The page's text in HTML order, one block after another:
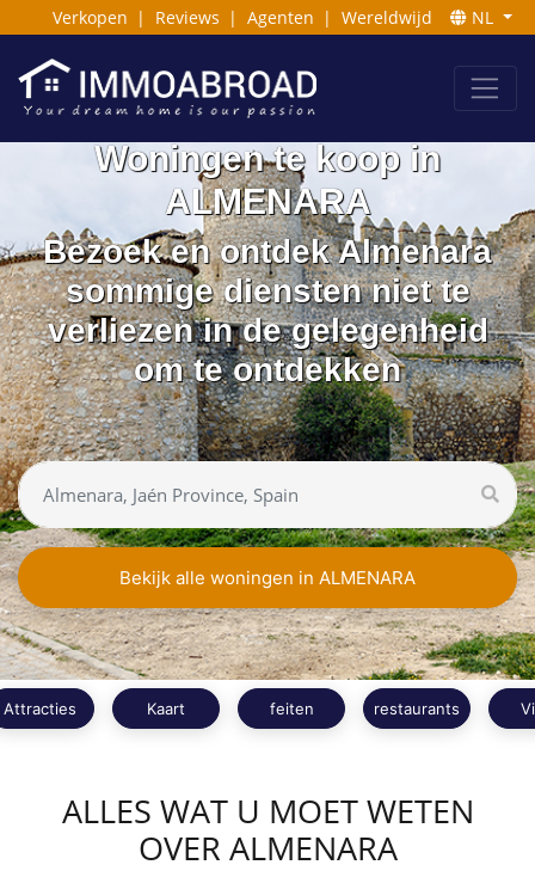
Verkopen | Reviews | Agenten | Wereldwijd NL
Woningen te koop in
ALMENARA
Bezoek en ontdek Almenara
sommige diensten niet te
verliezen in de gelegenheid
om te ontdekken
Bekijk alle woningen in ALMENARA
Attracties Kaart feiten restaurants
ALLES WAT U MOET WETEN
OVER ALMENARA